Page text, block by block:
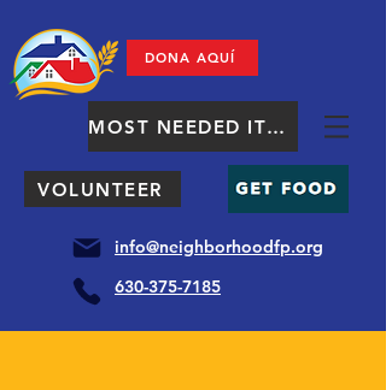
DONA AQUÍ
MOST NEEDED ITEMS
VOLUNTEER
info@neighborhoodfp.org
630-375-7185